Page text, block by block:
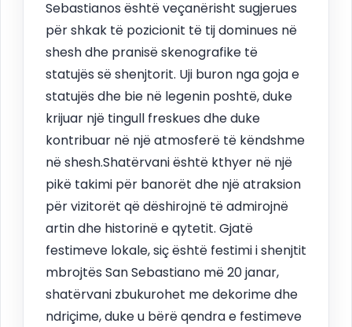
Sebastianos është veçanërisht sugjerues
për shkak të pozicionit të tij dominues në
shesh dhe pranisë skenografike të
statujës së shenjtorit. Uji buron nga goja e
statujës dhe bie në legenin poshtë, duke
krijuar një tingull freskues dhe duke
kontribuar në një atmosferë të këndshme
në shesh.Shatërvani është kthyer në një
pikë takimi për banorët dhe një atraksion
për vizitorët që dëshirojnë të admirojnë
artin dhe historinë e qytetit. Gjatë
festimeve lokale, siç është festimi i shenjtit
mbrojtës San Sebastiano më 20 janar,
shatërvani zbukurohet me dekorime dhe
ndriçime, duke u bërë qendra e festimeve